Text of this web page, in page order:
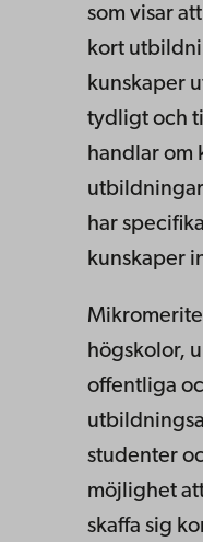
som visar
kort
kunskaper
tydligt och
handlar om
har
kunskaper
högskolor,
offentliga
studenter
möjlighet
skaffa sig